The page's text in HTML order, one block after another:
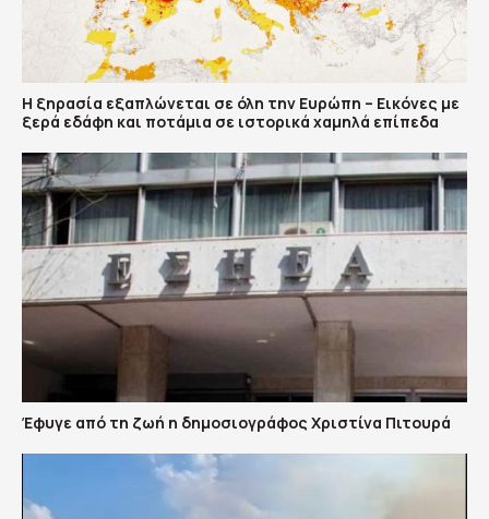
Η ξηρασία εξαπλώνεται σε όλη την Ευρώπη – Εικόνες με
ξερά εδάφη και ποτάμια σε ιστορικά χαμηλά επίπεδα
Έφυγε από τη ζωή η δημοσιογράφος Χριστίνα Πιτουρά